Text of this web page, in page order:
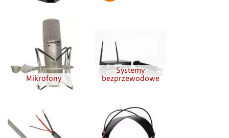
Mikrofony
Systemy
bezprzewodowe